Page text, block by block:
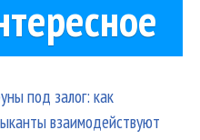
под залог: как
взаимодействуют